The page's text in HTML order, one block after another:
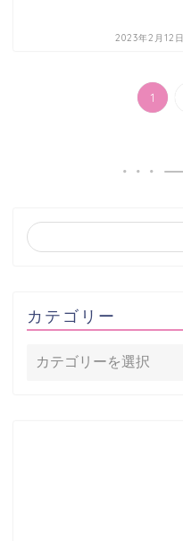
2023年2月12日
1
カテゴリー